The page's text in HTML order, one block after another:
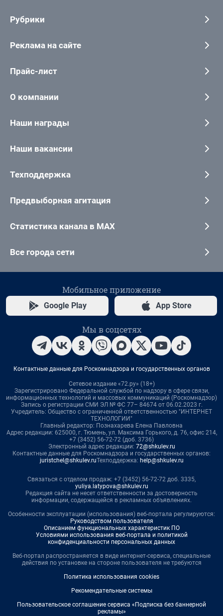
Рубрики
Реклама на сайте
Прайс-лист
О компании
Наши награды
Наши вакансии
Техподдержка
Предвыборная агитация
Статистика канала в MAX
Все города сети
Мобильное приложение
Google Play App Store
Мы в соцсетях
Контактные данные для Роскомнадзора и государственных органов
Сетевое издание «72.ру» (18+)
Зарегистрировано Федеральной службой по надзору в сфере связи,
информационных технологий и массовых коммуникаций (Роскомнадзор)
Запись о регистрации СМИ ЭЛ № ФС 77– 84674 от 06.02.2023 г.
Учредитель: Общество с ограниченной ответственностью "ИНТЕРНЕТ
ТЕХНОЛОГИИ"
Главный редактор: Познахарева Елена Павловна
Адрес редакции: 625000, г. Тюмень, ул. Максима Горького, д. 76, офис 214,
+7 (3452) 56-72-72 (доб. 3736)
Электронный адрес редакции: 72@shkulev.ru
Контактные данные для Роскомнадзора и государственных органов:
juristchel@shkulev.ruТехподдержка: help@shkulev.ru
Связаться с отделом продаж: +7 (3452) 56-72-72 доб. 3335,
yuliya.latypova@shkulev.ru
Редакция сайта не несет ответственности за достоверность
информации, содержащейся в рекламных объявлениях.
Особенности эксплуатации (использования) веб-портала регулируются:
Руководством пользователя
Описанием функциональных характеристик ПО
Условиями использования веб-портала и политикой
конфиденциальности персональных данных
Веб-портал распространяется в виде интернет-сервиса, специальные
действия по установке на стороне пользователя не требуются
Политика использования cookies
Рекомендательные системы
Пользовательское соглашение сервиса «Подписка без баннерной
рекламы»